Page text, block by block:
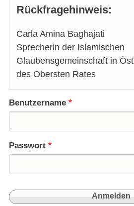
Rückfragehinweis:
Carla Amina Baghajati
Sprecherin der Islamischen
Glaubensgemeinschaft in
des Obersten Rates
Benutzername
Passwort